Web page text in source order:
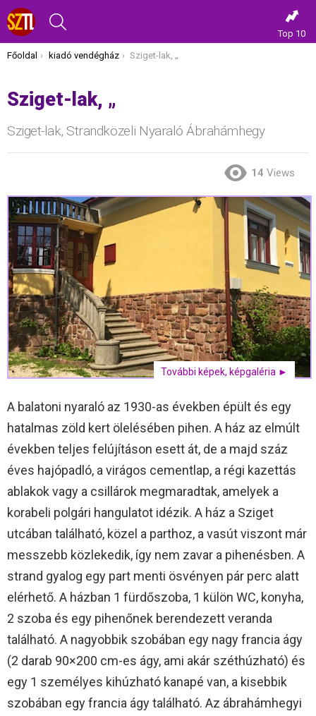
Top 10
Itt vagy most:
Főoldal kiadó vendégház Sziget-lak, „
Sziget-lak, „
Sziget-lak, Strandközeli Nyaraló Ábrahámhegy
14 Views
További képek, képgaléria ►
A balatoni nyaraló az 1930-as években épült és egy
hatalmas zöld kert ölelésében pihen. A ház az elmúlt
években teljes felújításon esett át, de a majd száz
éves hajópadló, a virágos cementlap, a régi kazettás
ablakok vagy a csillárok megmaradtak, amelyek a
korabeli polgári hangulatot idézik. A ház a Sziget
utcában található, közel a parthoz, a vasút viszont már
messzebb közlekedik, így nem zavar a pihenésben. A
strand gyalog egy part menti ösvényen pár perc alatt
elérhető. A házban 1 fürdőszoba, 1 külön WC, konyha,
2 szoba és egy pihenőnek berendezett veranda
található. A nagyobbik szobában egy nagy francia ágy
(2 darab 90×200 cm-es ágy, ami akár széthúzható) és
egy 1 személyes kihúzható kanapé van, a kisebbik
szobában egy francia ágy található. Az ábrahámhegyi